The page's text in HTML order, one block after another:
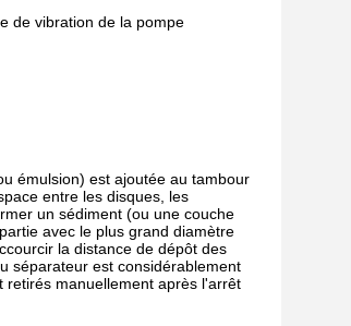
de vibration de la pompe
émulsion) est ajoutée au tambour
entre les disques, les
un sédiment (ou une couche
avec le plus grand diamètre
la distance de dépôt des
séparateur est considérablement
retirés manuellement après l'arrêt